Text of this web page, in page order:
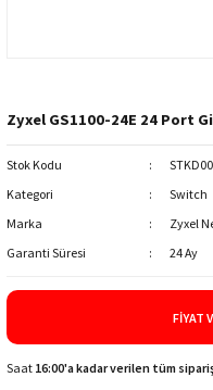
Zyxel GS1100-24E 24 Port
Stok Kodu
Kategori
Switch
Marka
Zyxel
Garanti Süresi
24 Ay
FIYAT
Saat 16:00'a kadar verilen tüm